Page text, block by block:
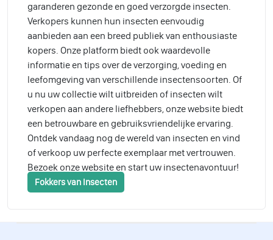
garanderen gezonde en goed verzorgde insecten.
Verkopers kunnen hun insecten eenvoudig
aanbieden aan een breed publiek van enthousiaste
kopers. Onze platform biedt ook waardevolle
informatie en tips over de verzorging, voeding en
leefomgeving van verschillende insectensoorten. Of
u nu uw collectie wilt uitbreiden of insecten wilt
verkopen aan andere liefhebbers, onze website biedt
een betrouwbare en gebruiksvriendelijke ervaring.
Ontdek vandaag nog de wereld van insecten en vind
of verkoop uw perfecte exemplaar met vertrouwen.
Bezoek onze website en start uw insectenavontuur!
Fokkers van Insecten